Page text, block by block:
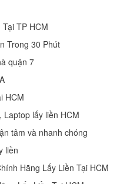
TP HCM
Trong 30 Phút
quận 7
HCM
lấy liền HCM
tâm và nhanh chóng
liền
Hãng Lấy Liền Tại HCM